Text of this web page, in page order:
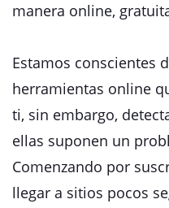
manera online,
Estamos conscientes
herramientas online
ti, sin embargo,
ellas suponen un
Comenzando por
llegar a sitios pocos